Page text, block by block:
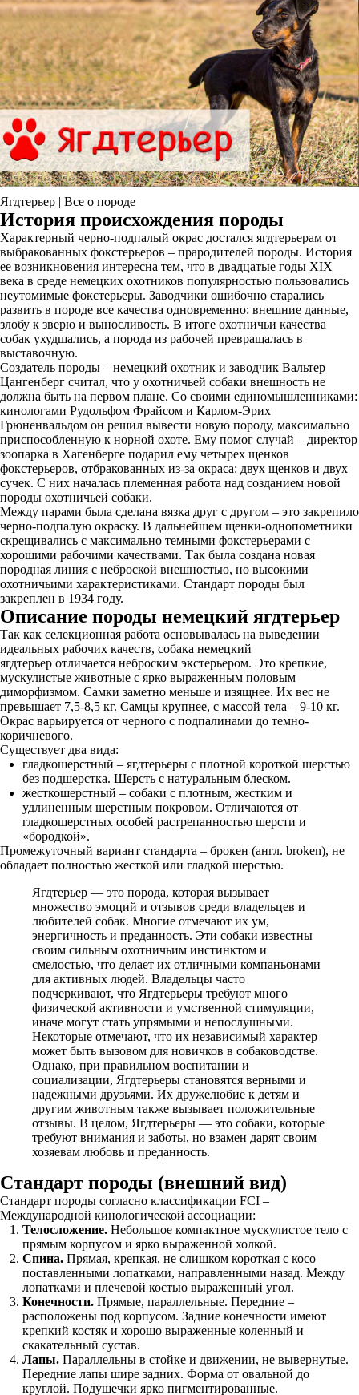
Ягдтерьер | Все о породе
История происхождения породы
Характерный черно-подпалый окрас достался ягдтерьерам от
выбракованных фокстерьеров – прародителей породы. История
ее возникновения интересна тем, что в двадцатые годы XIX
века в среде немецких охотников популярностью пользовались
неутомимые фокстерьеры. Заводчики ошибочно старались
развить в породе все качества одновременно: внешние данные,
злобу к зверю и выносливость. В итоге охотничьи качества
собак ухудшались, а порода из рабочей превращалась в
выставочную.
Создатель породы – немецкий охотник и заводчик Вальтер
Цангенберг считал, что у охотничьей собаки внешность не
должна быть на первом плане. Со своими единомышленниками:
кинологами Рудольфом Фрайсом и Карлом-Эрих
Грюненвальдом он решил вывести новую породу, максимально
приспособленную к норной охоте. Ему помог случай – директор
зоопарка в Хагенберге подарил ему четырех щенков
фокстерьеров, отбракованных из-за окраса: двух щенков и двух
сучек. С них началась племенная работа над созданием новой
породы охотничьей собаки.
Между парами была сделана вязка друг с другом – это закрепило
черно-подпалую окраску. В дальнейшем щенки-однопометники
скрещивались с максимально темными фокстерьерами с
хорошими рабочими качествами. Так была создана новая
породная линия с неброской внешностью, но высокими
охотничьими характеристиками. Стандарт породы был
закреплен в 1934 году.
Описание породы немецкий ягдтерьер
Так как селекционная работа основывалась на выведении
идеальных рабочих качеств, собака немецкий
ягдтерьер отличается неброским экстерьером. Это крепкие,
мускулистые животные с ярко выраженным половым
диморфизмом. Самки заметно меньше и изящнее. Их вес не
превышает 7,5-8,5 кг. Самцы крупнее, с массой тела – 9-10 кг.
Окрас варьируется от черного с подпалинами до темно-
коричневого.
Существует два вида:
гладкошерстный – ягдтерьеры с плотной короткой шерстью
без подшерстка. Шерсть с натуральным блеском.
жесткошерстный – собаки с плотным, жестким и
удлиненным шерстным покровом. Отличаются от
гладкошерстных особей растрепанностью шерсти и
«бородкой».
Промежуточный вариант стандарта – брокен (англ. broken), не
обладает полностью жесткой или гладкой шерстью.
Ягдтерьер — это порода, которая вызывает
множество эмоций и отзывов среди владельцев и
любителей собак. Многие отмечают их ум,
энергичность и преданность. Эти собаки известны
своим сильным охотничьим инстинктом и
смелостью, что делает их отличными компаньонами
для активных людей. Владельцы часто
подчеркивают, что Ягдтерьеры требуют много
физической активности и умственной стимуляции,
иначе могут стать упрямыми и непослушными.
Некоторые отмечают, что их независимый характер
может быть вызовом для новичков в собаководстве.
Однако, при правильном воспитании и
социализации, Ягдтерьеры становятся верными и
надежными друзьями. Их дружелюбие к детям и
другим животным также вызывает положительные
отзывы. В целом, Ягдтерьеры — это собаки, которые
требуют внимания и заботы, но взамен дарят своим
хозяевам любовь и преданность.
Стандарт породы (внешний вид)
Стандарт породы согласно классификации FCI –
Международной кинологической ассоциации:
Телосложение. Небольшое компактное мускулистое тело с
прямым корпусом и ярко выраженной холкой.
Спина. Прямая, крепкая, не слишком короткая с косо
поставленными лопатками, направленными назад. Между
лопатками и плечевой костью выраженный угол.
Конечности. Прямые, параллельные. Передние –
расположены под корпусом. Задние конечности имеют
крепкий костяк и хорошо выраженные коленный и
скакательный сустав.
Лапы. Параллельны в стойке и движении, не вывернутые.
Передние лапы шире задних. Форма от овальной до
круглой. Подушечки ярко пигментированные.